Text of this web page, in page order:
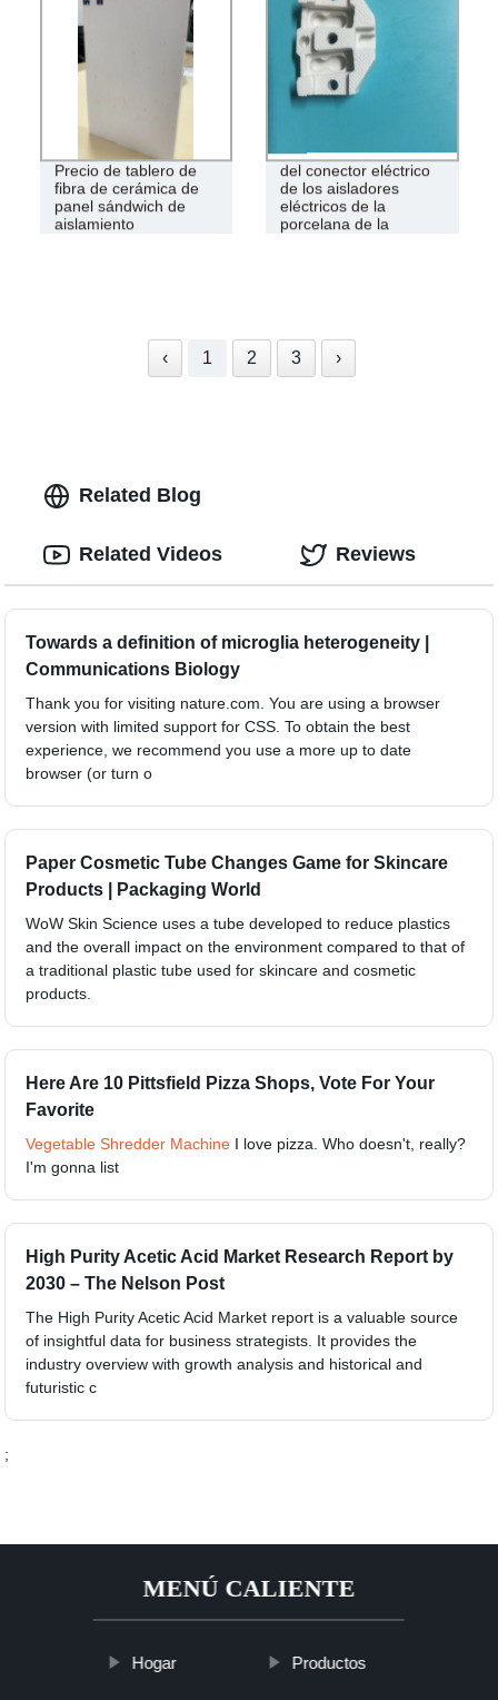
Precio de tablero de
fibra de cerámica de
panel sándwich de
aislamiento
Alambre de cerámica
del conector eléctrico
de los aisladores
eléctricos de la
porcelana de la
‹ 1 2 3 ›
Related Blog
Towards a definition of microglia heterogeneity |
Communications Biology
Thank you for visiting nature.com. You are using a browser
version with limited support for CSS. To obtain the best
experience, we recommend you use a more up to date
browser (or turn o
Paper Cosmetic Tube Changes Game for Skincare
Products | Packaging World
WoW Skin Science uses a tube developed to reduce plastics
and the overall impact on the environment compared to that of
a traditional plastic tube used for skincare and cosmetic
products.
Here Are 10 Pittsfield Pizza Shops, Vote For Your
Favorite
Vegetable Shredder Machine I love pizza. Who doesn't, really?
I'm gonna list
High Purity Acetic Acid Market Research Report by
2030 – The Nelson Post
The High Purity Acetic Acid Market report is a valuable source
of insightful data for business strategists. It provides the
industry overview with growth analysis and historical and
futuristic c
;
Related Videos Reviews
MENÚ CALIENTE
Hogar Productos